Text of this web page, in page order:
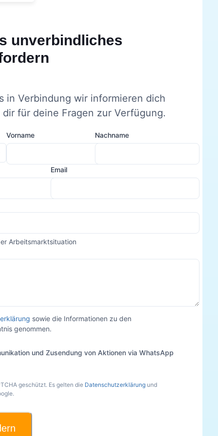
unverbindliches
in Verbindung wir informieren dich
für deine Fragen zur Verfügung.
Vorname Nachname
Email
Arbeitsmarktsituation
sowie die Informationen zu den
genommen.
und Zusendung von Aktionen via WhatsApp
geschützt. Es gelten die Datenschutzerklärung und